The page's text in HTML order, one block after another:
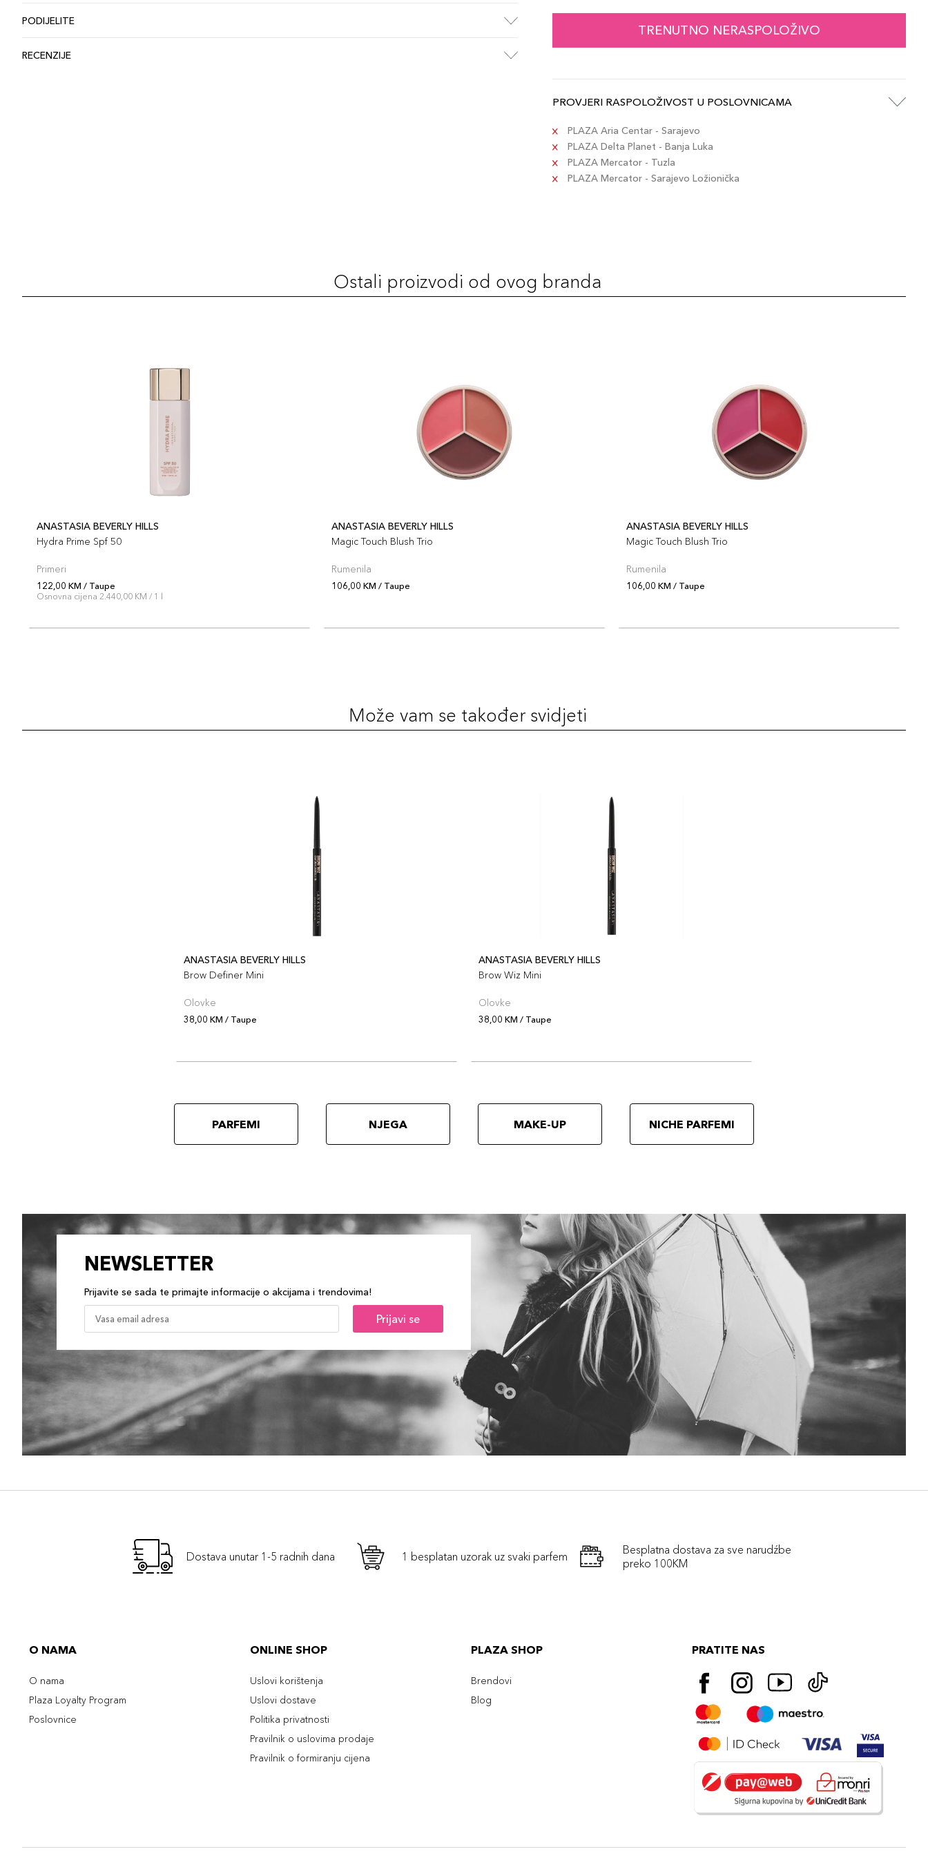
PODIJELITE
RECENZIJE
Šifra artikla 689304860314
TRENUTNO NERASPOLOŽIVO
PROVJERI RASPOLOŽIVOST U POSLOVNICAMA
PLAZA Aria Centar - Sarajevo
PLAZA Delta Planet - Banja Luka
PLAZA Mercator - Tuzla
PLAZA Mercator - Sarajevo Ložionička
Ostali proizvodi od ovog branda
ANASTASIA BEVERLY HILLS
Hydra Prime Spf 50
Primeri
122,00 KM / Taupe
Osnovna cijena 2.440,00 KM / 1 l
ANASTASIA BEVERLY HILLS
Magic Touch Blush Trio
Rumenila
106,00 KM / Taupe
ANASTASIA BEVERLY HILLS
Magic Touch Blush Trio
Rumenila
106,00 KM / Taupe
Može vam se također svidjeti
ANASTASIA BEVERLY HILLS
Brow Definer Mini
Olovke
38,00 KM / Taupe
ANASTASIA BEVERLY HILLS
Brow Wiz Mini
Olovke
38,00 KM / Taupe
PARFEMI NJEGA MAKE-UP NICHE PARFEMI
NEWSLETTER
Prijavite se sada te primajte informacije o akcijama i trendovima!
Prijavi se
Dostava unutar 1-5 radnih dana 1 besplatan uzorak uz svaki parfem
Besplatna dostava za sve narudźbe
preko 100KM
O NAMA
O nama
Plaza Loyalty Program
Poslovnice
ONLINE SHOP
Uslovi korištenja
Uslovi dostave
Politika privatnosti
Pravilnik o uslovima prodaje
Pravilnik o formiranju cijena
PLAZA SHOP
Brendovi
Blog
PRATITE NAS